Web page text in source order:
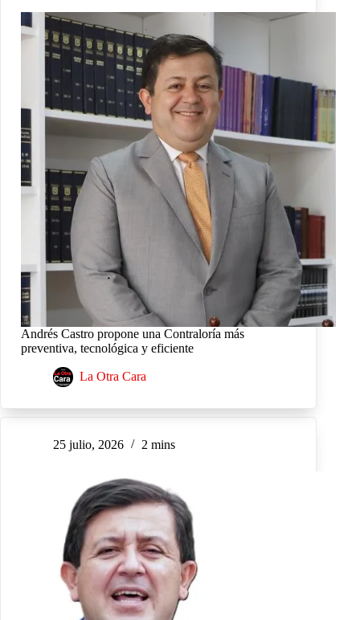
Andrés Castro propone una Contraloría más
preventiva, tecnológica y eficiente
La Otra Cara
25 julio, 2026 2 mins